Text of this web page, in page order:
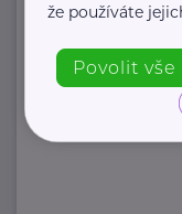
že používáte
Povolit vše